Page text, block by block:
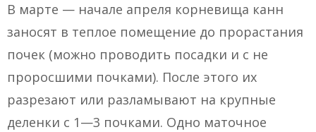
В марте — начале апреля корневища канн
заносят в теплое помещение до прорастания
почек (можно проводить посадки и с не
проросшими почками). После этого их
разрезают или разламывают на крупные
деленки с 1—3 почками. Одно маточное